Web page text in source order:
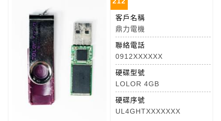
客戶名稱
鼎力電機
聯絡電話
0912XXXXXX
硬碟型號
LOLOR 4GB
硬碟序號
UL4GHTXXXXXXX